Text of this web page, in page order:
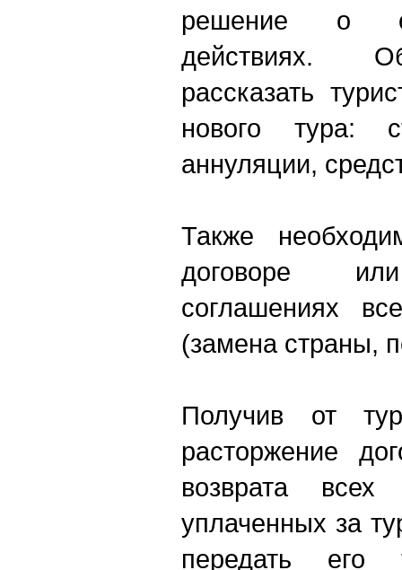
решение о
действиях.
рассказать
нового тура:
аннуляции,
Также
договоре
соглашениях
(замена страны,
Получив от
расторжение
возврата всех
уплаченных за
передать его